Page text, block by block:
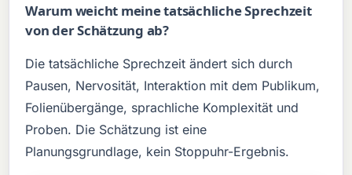
Warum weicht meine tatsächliche Sprechzeit
von der Schätzung ab?
Die tatsächliche Sprechzeit ändert sich durch
Pausen, Nervosität, Interaktion mit dem Publikum,
Folienübergänge, sprachliche Komplexität und
Proben. Die Schätzung ist eine
Planungsgrundlage, kein Stoppuhr-Ergebnis.